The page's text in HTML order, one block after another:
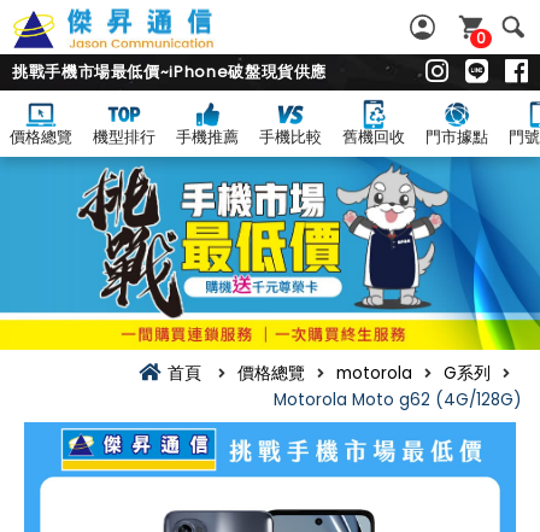
0
挑戰手機市場最低價~iPhone破盤現貨供應
價格總覽 機型排行 手機推薦 手機比較 舊機回收 門市據點 門
首頁 價格總覽 motorola
G系列
Motorola Moto g62 (4G/128G)